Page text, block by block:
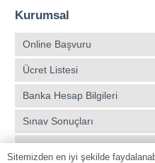
Kurumsal
Online Başvuru
Ücret Listesi
Banka Hesap Bilgileri
Sınav Sonuçları
Aday Girişi
Sitemizden en iyi şekilde